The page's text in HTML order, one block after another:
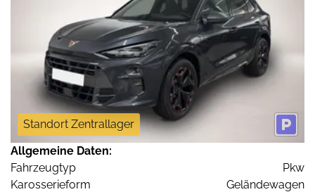
Standort Zentrallager
Allgemeine Daten:
Fahrzeugtyp
Pkw
Karosserieform
Geländewagen